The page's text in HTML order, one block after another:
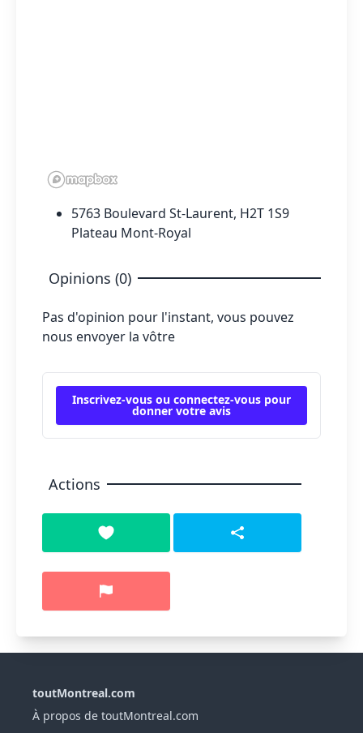
5763 Boulevard St-Laurent, H2T 1S9
Plateau Mont-Royal
Opinions (0)
Pas d'opinion pour l'instant, vous pouvez
nous envoyer la vôtre
Inscrivez-vous ou connectez-vous pour
donner votre avis
Actions
toutMontreal.com
À propos de toutMontreal.com